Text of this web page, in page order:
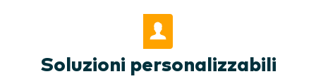
Soluzioni personalizzabili